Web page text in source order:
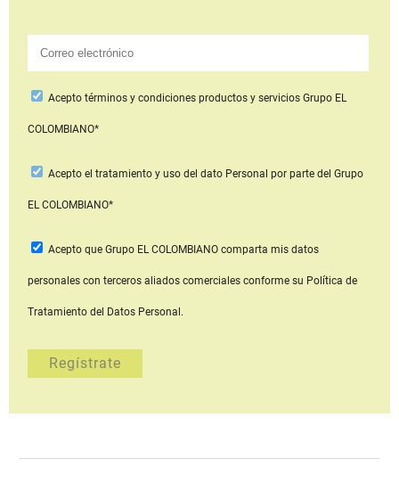
Aceptotérminos y condiciones productos y serviciosGrupo EL
COLOMBIANO*
Acepto el tratamiento y uso del dato Personal por parte del Grupo
EL COLOMBIANO*
Acepto que Grupo EL COLOMBIANOcomparta mis datos
personales con terceros aliados comerciales conforme su Política de
Tratamiento del Datos Personal.